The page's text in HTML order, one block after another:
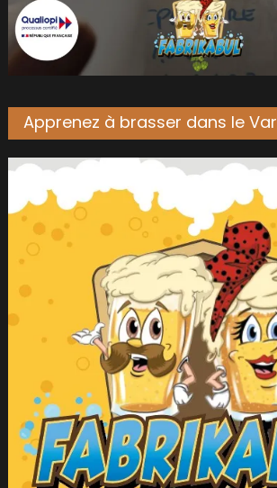
Apprenez à brasser dans le Var